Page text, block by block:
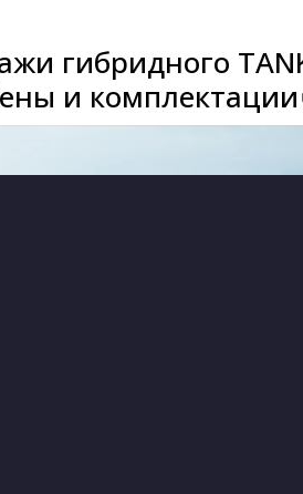
гибридного
и комплектации